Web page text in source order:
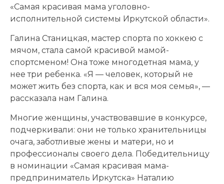
«Самая красивая мама уголовно-
исполнительной системы Иркутской области».
Галина Станицкая, мастер спорта по хоккею с
мячом, стала самой красивой мамой-
спортсменом! Она тоже многодетная мама, у
нее три ребенка. «Я — человек, который не
может жить без спорта, как и вся моя семья», —
рассказала нам Галина.
Многие женщины, участвовавшие в конкурсе,
подчеркивали: они не только хранительницы
очага, заботливые жены и матери, но и
профессионалы своего дела. Победительницу
в номинации «Самая красивая мама-
предприниматель Иркутска» Наталию